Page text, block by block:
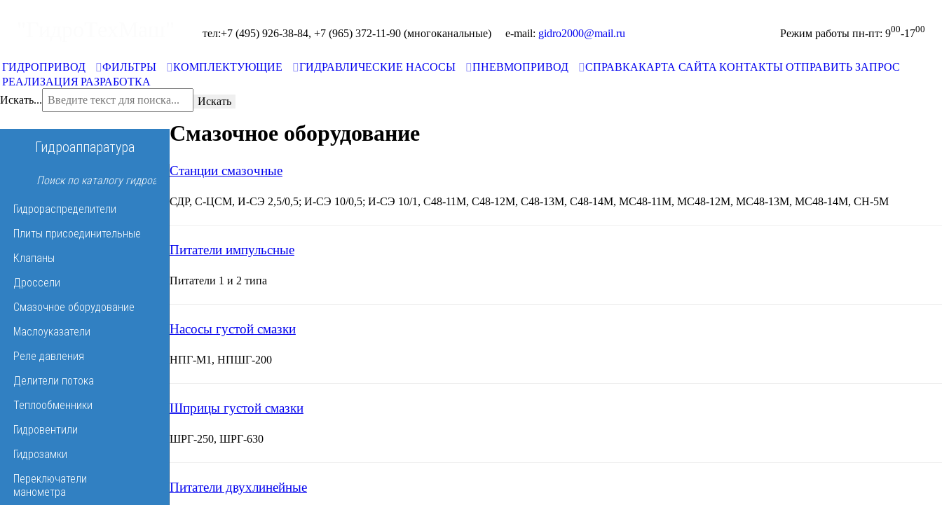
тел:+7 (495) 926-38-84, +7 (965) 372-11-90 (многоканальные) e-mail: Режим работы пн-пт: 900-1700
ГИДРОПРИВОД ФИЛЬТРЫ КОМПЛЕКТУЮЩИЕ ГИДРАВЛИЧЕСКИЕ НАСОСЫ ПНЕВМОПРИВОД СПРАВКАКАРТА САЙТА КОНТАКТЫ ОТПРАВИТЬ ЗАПРОС
РЕАЛИЗАЦИЯРАЗРАБОТКА
Искать...
Искать
Гидроаппаратура
Гидрораспределители
Плиты присоединительные
Клапаны
Дроссели
Смазочное оборудование
Маслоуказатели
Реле давления
Делители потока
Теплообменники
Гидровентили
Гидрозамки
Переключатели
манометра
Смазочное оборудование
Станции смазочные
СДР, С-ЦСМ, И-СЭ 2,5/0,5; И-СЭ 10/0,5; И-СЭ 10/1, С48-11М, С48-12М, С48-13М, С48-14М, МС48-11М, МС48-12М, МС48-13М, МС48-14М, СН-5М
Питатели импульсные
Питатели 1 и 2 типа
Насосы густой смазки
НПГ-М1, НПШГ-200
Шприцы густой смазки
ШРГ-250, ШРГ-630
Питатели двухлинейные